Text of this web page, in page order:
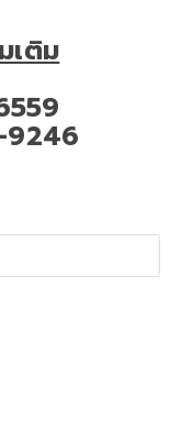
เติม